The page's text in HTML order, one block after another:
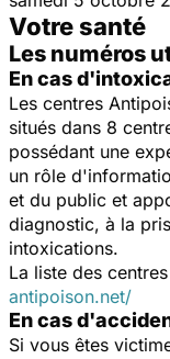
Votre santé
Les numéros
En cas
Les centres
situés dans 8
possédant une
un rôle
et du public et
diagnostic, à la
intoxications.
La liste des
antipoison.net/
En cas
Si vous êtes